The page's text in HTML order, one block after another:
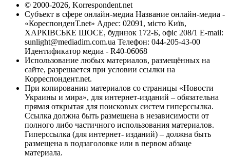
© 2000-2026, Korrespondent.net
Субъект в сфере онлайн-медиа Название онлайн-медиа -
«КореспонденТ.net» Адрес: 02091, місто Київ,
ХАРКІВСЬКЕ ШОСЕ, будинок 172-Б, офіс 208/1 E-mail:
sunlight@mediadim.com.ua Телефон: 044-205-43-00
Идентификатор медиа - R40-06068
Использование любых материалов, размещённых на
сайте, разрешается при условии ссылки на
Корреспондент.net.
При копировании материалов со страницы «Новости
Украины и мира», для интернет-изданий – обязательна
прямая открытая для поисковых систем гиперссылка.
Ссылка должна быть размещена в независимости от
полного либо частичного использования материалов.
Гиперссылка (для интернет- изданий) – должна быть
размещена в подзаголовке или в первом абзаце
материала.